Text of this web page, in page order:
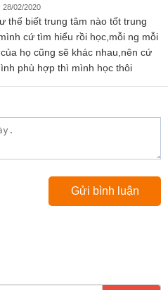
28/02/2020
thế biết trung tâm nào tốt trung
cứ tìm hiểu rồi học,mỗi ng mỗi
họ cũng sẽ khác nhau,nên cứ
phù hợp thì mình học thôi